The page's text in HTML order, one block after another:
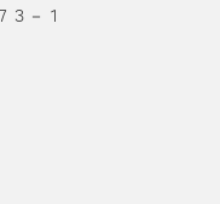
３－１